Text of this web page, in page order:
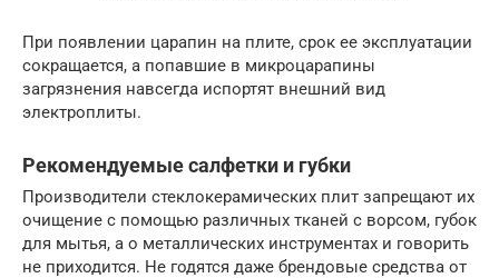
При появлении царапин на плите, срок ее эксплуатации
сокращается, а попавшие в микроцарапины
загрязнения навсегда испортят внешний вид
электроплиты.
Рекомендуемые салфетки и губки
Производители стеклокерамических плит запрещают их
очищение с помощью различных тканей с ворсом, губок
для мытья, а о металлических инструментах и говорить
не приходится. Не годятся даже брендовые средства от